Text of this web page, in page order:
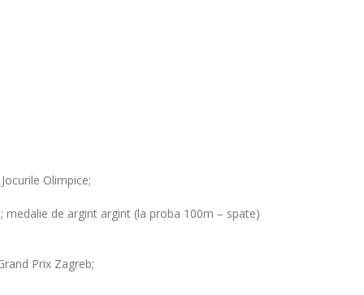
Olimpice;
de argint argint (la proba 100m – spate)
Prix Zagreb;